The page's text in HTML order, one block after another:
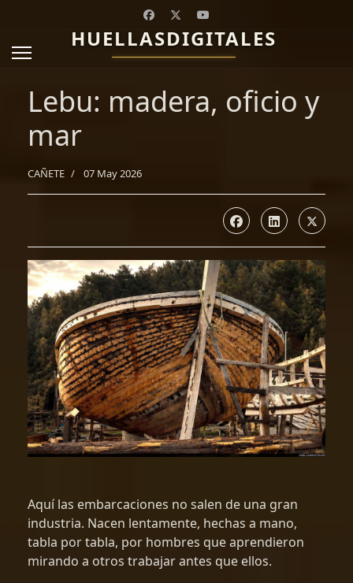
HUELLASDIGITALES
Lebu: madera, oficio y
mar
CAÑETE 07 May 2026
Aquí las embarcaciones no salen de una gran
industria. Nacen lentamente, hechas a mano,
tabla por tabla, por hombres que aprendieron
mirando a otros trabajar antes que ellos.